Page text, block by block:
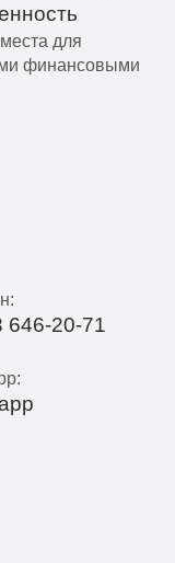
для
финансовыми
646-20-71